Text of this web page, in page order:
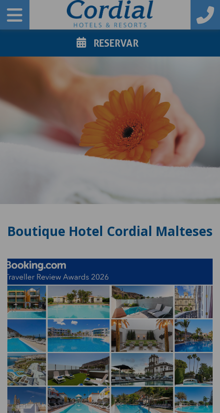
RESERVAR
Boutique Hotel Cordial Malteses